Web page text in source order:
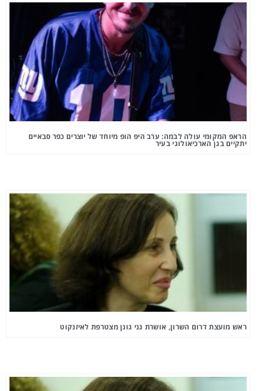
הראפ המקומי עולה לבמה: ערב היפ הופ מיוחד של יוצרים כפר סבאיים
יתקיים בגן הארכיאולוגי בעיר
ראש מועצת דרום השרון, אושרת גני גונן מצטרפת לאיזנקוט